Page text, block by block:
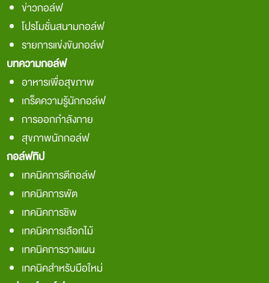
ข่าวกอล์ฟ
โปรโมชั่นสนามกอล์ฟ
รายการแข่งขันกอล์ฟ
บทความกอล์ฟ
อาหารเพื่อสุขภาพ
เกร็ดความรู้นักกอล์ฟ
การออกกำลังกาย
สุขภาพนักกอล์ฟ
กอล์ฟทิป
เทคนิคการตีกอล์ฟ
เทคนิคการพัต
เทคนิคการชิพ
เทคนิคการเลือกไม้
เทคนิคการวางแผน
เทคนิคสำหรับมือใหม่